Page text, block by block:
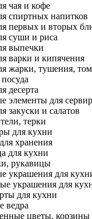
чая и кофе
спиртных напитков
первых и вторых
суши и риса
выпечки
варки и кипячения
жарки, тушения,
десерта
элементы для
закуски и салатов
терки
для кухни
хранения
для кухни
рукавицы
украшения для
украшения для
для кухни
ведра
цветы, корзины